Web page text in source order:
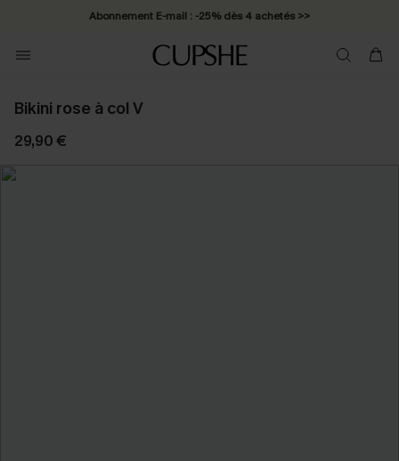
Abonnement E-mail : -25% dès 4 achetés >>
Bikini rose à col V
29,90 €